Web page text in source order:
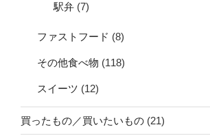
駅弁 (7)
ファストフード (8)
その他食べ物 (118)
スイーツ (12)
買ったもの／買いたいもの (21)